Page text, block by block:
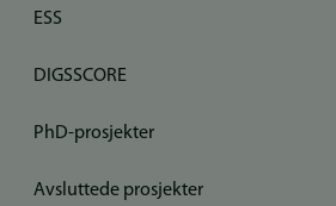
ESS
DIGSSCORE
PhD-prosjekter
Avsluttede prosjekter